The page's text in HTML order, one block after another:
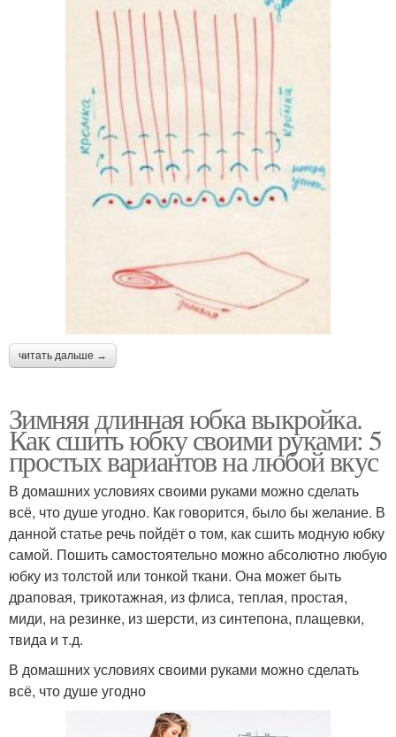
читать дальше →
Зимняя длинная юбка выкройка.
Как сшить юбку своими руками: 5
простых вариантов на любой вкус
В домашних условиях своими руками можно сделать
всё, что душе угодно. Как говорится, было бы желание. В
данной статье речь пойдёт о том, как сшить модную юбку
самой. Пошить самостоятельно можно абсолютно любую
юбку из толстой или тонкой ткани. Она может быть
драповая, трикотажная, из флиса, теплая, простая,
миди, на резинке, из шерсти, из синтепона, плащевки,
твида и т.д.
В домашних условиях своими руками можно сделать
всё, что душе угодно